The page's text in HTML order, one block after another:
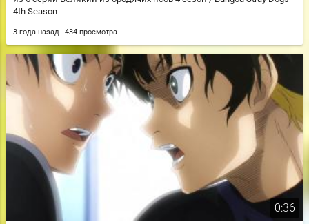
4th Season
3 года назад 434 просмотра
0:36